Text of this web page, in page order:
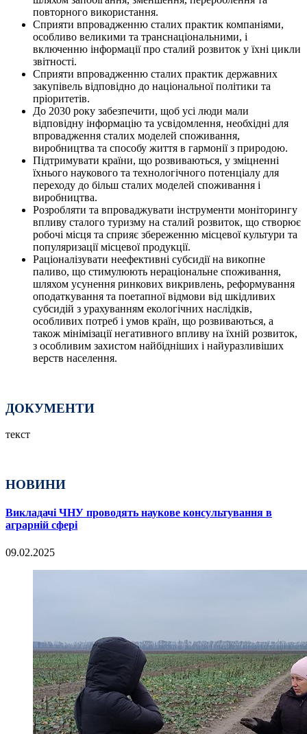
повторного використання.
Сприяти впровадженню сталих практик компаніями,
особливо великими та транснаціональними, і
включенню інформації про сталий розвиток у їхні цикли
звітності.
Сприяти впровадженню сталих практик державних
закупівель відповідно до національної політики та
пріоритетів.
До 2030 року забезпечити, щоб усі люди мали
відповідну інформацію та усвідомлення, необхідні для
впровадження сталих моделей споживання,
виробництва та способу життя в гармонії з природою.
Підтримувати країни, що розвиваються, у зміцненні
їхнього наукового та технологічного потенціалу для
переходу до більш сталих моделей споживання і
виробництва.
Розробляти та впроваджувати інструменти моніторингу
впливу сталого туризму на сталий розвиток, що створює
робочі місця та сприяє збереженню місцевої культури та
популяризації місцевої продукції.
Раціоналізувати неефективні субсидії на викопне
паливо, що стимулюють нераціональне споживання,
шляхом усунення ринкових викривлень, реформування
оподаткування та поетапної відмови від шкідливих
субсидій з урахуванням екологічних наслідків,
особливих потреб і умов країн, що розвиваються, а
також мінімізації негативного впливу на їхній розвиток,
з особливим захистом найбідніших і найуразливіших
верств населення.
ДОКУМЕНТИ
текст
НОВИНИ
Викладачі ЧНУ проводять наукове консультування в
аграрній сфері
09.02.2025